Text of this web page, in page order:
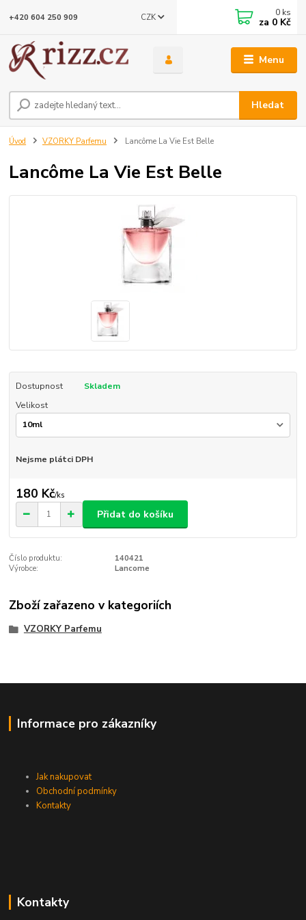
Menu
CZK
Hledat
+420 604 250 909 0 ks
za 0 Kč
Úvod VZORKY Parfemu Lancôme La Vie Est Belle
Lancôme La Vie Est Belle
Dostupnost
Skladem
Velikost
Nejsme plátci DPH
180 Kč/ks
Přidat do košíku
Číslo produktu:
140421
Výrobce:
Lancome
Zboží zařazeno v kategoriích
VZORKY Parfemu
Informace pro zákazníky
Jak nakupovat
Obchodní podmínky
Kontakty
Kontakty